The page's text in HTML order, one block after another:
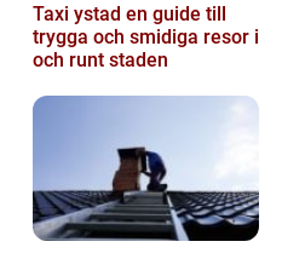
Taxi ystad en guide till
trygga och smidiga resor i
och runt staden